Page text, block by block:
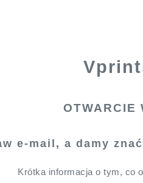
OTWARCIE
e-mail, a damy
Krótka informacja o tym, co